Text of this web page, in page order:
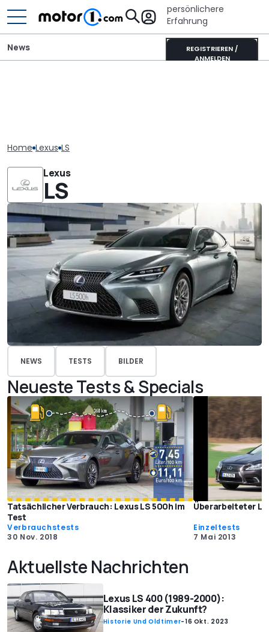
persönlichere
Erfahrung
REGISTRIEREN /
ANMELDEN
News
Home Lexus LS
Lexus
LS
NEWS TESTS BILDER
Neueste Tests & Specials
Tatsächlicher Verbrauch: Lexus LS 500h im
Test
Verbrauchstests
30 Nov. 2018
Überarbeiteter
Einzeltests
7 Mai 2013
Aktuellste Nachrichten
Lexus LS 400 (1989-2000):
Klassiker der Zukunft?
Historie Und Oldtimer-16 Okt. 2023